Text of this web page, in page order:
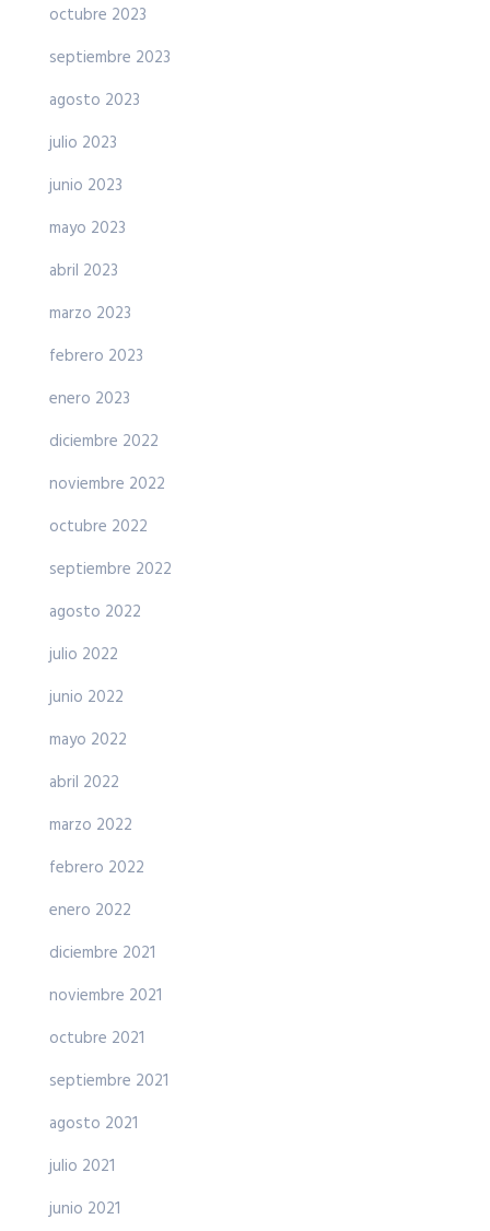
octubre 2023
septiembre 2023
agosto 2023
julio 2023
junio 2023
mayo 2023
abril 2023
marzo 2023
febrero 2023
enero 2023
diciembre 2022
noviembre 2022
octubre 2022
septiembre 2022
agosto 2022
julio 2022
junio 2022
mayo 2022
abril 2022
marzo 2022
febrero 2022
enero 2022
diciembre 2021
noviembre 2021
octubre 2021
septiembre 2021
agosto 2021
julio 2021
junio 2021